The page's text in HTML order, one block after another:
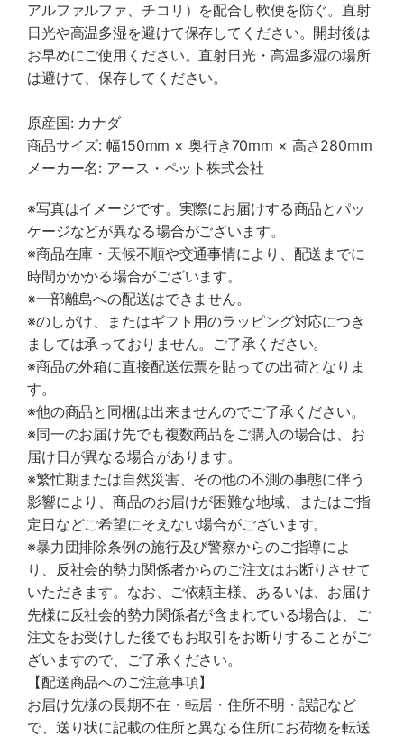
アルファルファ、チコリ）を配合し軟便を防ぐ。直射
日光や高温多湿を避けて保存してください。開封後は
お早めにご使用ください。直射日光・高温多湿の場所
は避けて、保存してください。
原産国: カナダ
商品サイズ: 幅150mm × 奥行き70mm × 高さ280mm
メーカー名: アース・ペット株式会社
※写真はイメージです。実際にお届けする商品とパッ
ケージなどが異なる場合がございます。
※商品在庫・天候不順や交通事情により、配送までに
時間がかかる場合がございます。
※一部離島への配送はできません。
※のしがけ、またはギフト用のラッピング対応につき
ましては承っておりません。ご了承ください。
※商品の外箱に直接配送伝票を貼っての出荷となりま
す。
※他の商品と同梱は出来ませんのでご了承ください。
※同一のお届け先でも複数商品をご購入の場合は、お
届け日が異なる場合があります。
※繁忙期または自然災害、その他の不測の事態に伴う
影響により、商品のお届けが困難な地域、またはご指
定日などご希望にそえない場合がございます。
※暴力団排除条例の施行及び警察からのご指導によ
り、反社会的勢力関係者からのご注文はお断りさせて
いただきます。なお、ご依頼主様、あるいは、お届け
先様に反社会的勢力関係者が含まれている場合は、ご
注文をお受けした後でもお取引をお断りすることがご
ざいますので、ご了承ください。
【配送商品へのご注意事項】
お届け先様の長期不在・転居・住所不明・誤記など
で、送り状に記載の住所と異なる住所にお荷物を転送